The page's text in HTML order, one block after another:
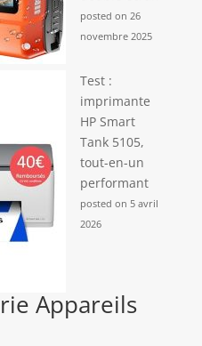
posted on 26
novembre 2025
Test :
imprimante
HP Smart
Tank 5105,
tout-en-un
performant
posted on 5 avril
2026
Appareils